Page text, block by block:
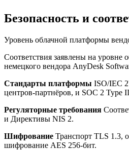
Безопасность и
Уровень облачной платформы
Соответствия заявлены на уровне
немецкого вендора AnyDesk
Стандарты платформы ISO/IEC
центров-партнёров, и SOC 2 Type
Регуляторные требования
и Директивы NIS 2.
Шифрование Транспорт TLS 1.3,
шифрование AES 256-бит.